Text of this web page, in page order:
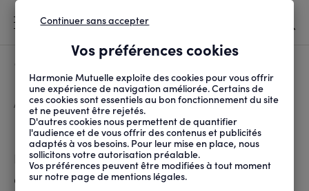
D'ARIANE
ACCUEIL SANTÉ ET SOINS ACCÈS AUX SOINS LE MAMMOBILE, UN CAB...
Le Mammobile, un cabinet de
radiologie ambulant pour
dépister le cancer du sein
Vos préférences cookies
Harmonie Mutuelle exploite des cookies pour vous offrir
une expérience de navigation améliorée. Certains de
ces cookies sont essentiels au bon fonctionnement du site
et ne peuvent être rejetés.
D'autres cookies nous permettent de quantifier
l'audience et de vous offrir des contenus et publicités
adaptés à vos besoins. Pour leur mise en place, nous
sollicitons votre autorisation préalable.
Vos préférences peuvent être modifiées à tout moment
sur notre page de mentions légales.
Continuer sans accepter